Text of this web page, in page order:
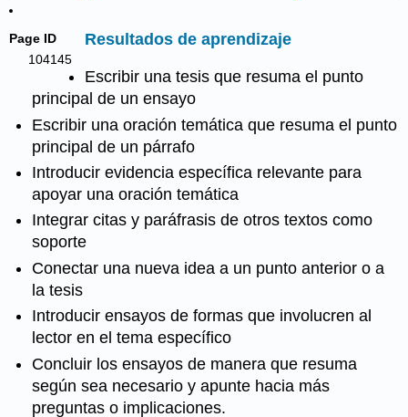
Page ID
104145
Resultados de aprendizaje
Escribir una tesis que resuma el punto
principal de un ensayo
Escribir una oración temática que resuma el punto
principal de un párrafo
Introducir evidencia específica relevante para
apoyar una oración temática
Integrar citas y paráfrasis de otros textos como
soporte
Conectar una nueva idea a un punto anterior o a
la tesis
Introducir ensayos de formas que involucren al
lector en el tema específico
Concluir los ensayos de manera que resuma
según sea necesario y apunte hacia más
preguntas o implicaciones.